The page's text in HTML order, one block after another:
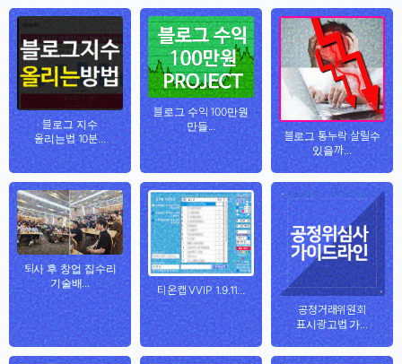
블로그 지수
올리는법 10분...
블로그 수익 100만원
만들...
블로그 통누락 살릴수
있을까...
퇴사 후 창업 집수리
기술배...
티온캡 VVIP 1.9.11...
공정거래위원회
표시광고법 가...